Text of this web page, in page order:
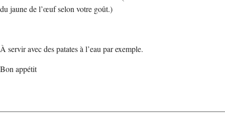
du jaune de l’œuf selon votre goût.)
À servir avec des patates à l’eau par exemple.
Bon appétit